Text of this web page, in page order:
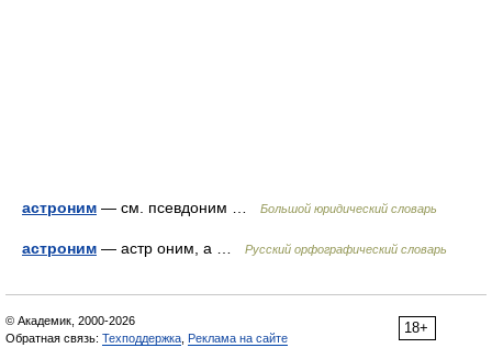
астроним — см. псевдоним … Большой юридический словарь
астроним — астр оним, а … Русский орфографический словарь
18+
© Академик, 2000-2026
Обратная связь: Техподдержка Реклама на сайте